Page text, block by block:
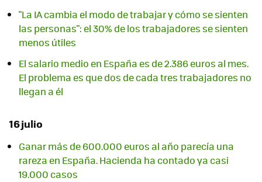
"La IA cambia el modo de trabajar y cómo se sienten
las personas": el 30% de los trabajadores se sienten
menos útiles
El salario medio en España es de 2.386 euros al mes.
El problema es que dos de cada tres trabajadores no
llegan a él
16 julio
Ganar más de 600.000 euros al año parecía una
rareza en España. Hacienda ha contado ya casi
19.000 casos